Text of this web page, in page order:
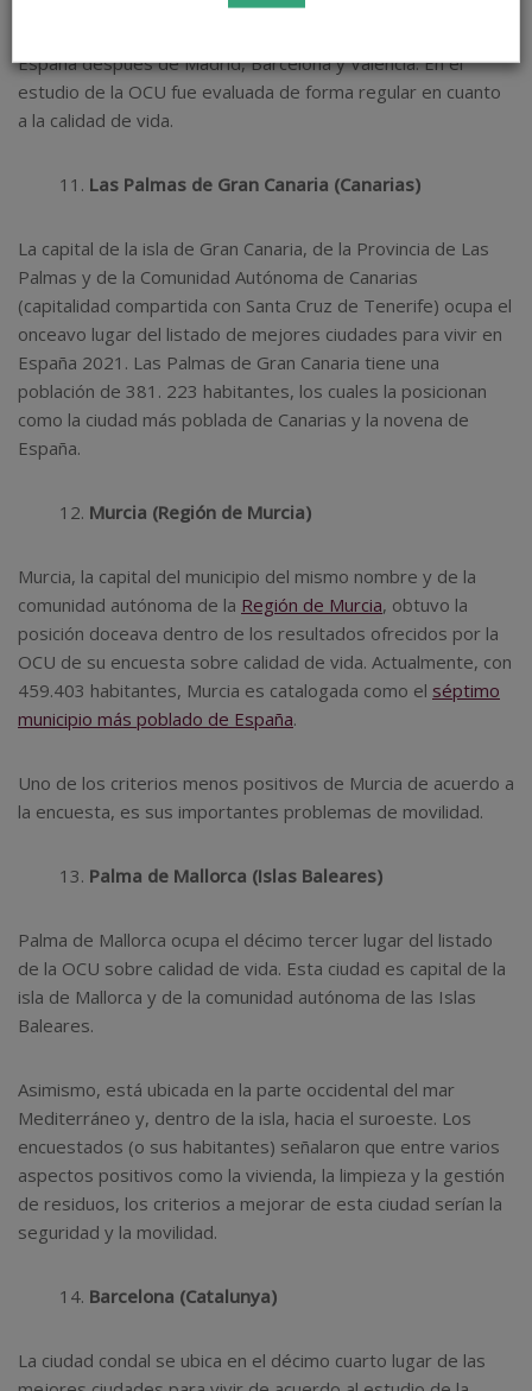
España​ después de Madrid, Barcelona y Valencia. En el
estudio de la OCU fue evaluada de forma regular en cuanto
a la calidad de vida.
Las Palmas de Gran Canaria (Canarias)
La capital de la isla de Gran Canaria, de la Provincia de Las
Palmas y de la Comunidad Autónoma de Canarias
(capitalidad compartida con Santa Cruz de Tenerife) ocupa el
onceavo lugar del listado de mejores ciudades para vivir en
España 2021. Las Palmas de Gran Canaria tiene una
población de 381. 223 habitantes, los cuales la posicionan
como la ciudad más poblada de Canarias y la novena de
España.
Murcia (Región de Murcia)
Murcia, la capital del municipio del mismo nombre y de la
comunidad autónoma de la Región de Murcia, obtuvo la
posición doceava dentro de los resultados ofrecidos por la
OCU de su encuesta sobre calidad de vida. Actualmente, con
459.403 habitantes, Murcia es catalogada como el séptimo
municipio más poblado de España.
Uno de los criterios menos positivos de Murcia de acuerdo a
la encuesta, es sus importantes problemas de movilidad.
Palma de Mallorca (Islas Baleares)
Palma de Mallorca ocupa el décimo tercer lugar del listado
de la OCU sobre calidad de vida. Esta ciudad es capital de la
isla de Mallorca y de la comunidad autónoma de las Islas
Baleares.
Asimismo, está ubicada en la parte occidental del mar
Mediterráneo y, dentro de la isla, hacia el suroeste. Los
encuestados (o sus habitantes) señalaron que entre varios
aspectos positivos como la vivienda, la limpieza y la gestión
de residuos, los criterios a mejorar de esta ciudad serían la
seguridad y la movilidad.
Barcelona (Catalunya)
La ciudad condal se ubica en el décimo cuarto lugar de las